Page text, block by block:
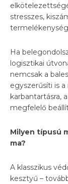
stresszes,
Ha
logisztikai
nemcsak a
egyszerűsíti is
karbantartásra,
megfelelő
Milyen típusú
ma?
A klasszikus
kesztyű –